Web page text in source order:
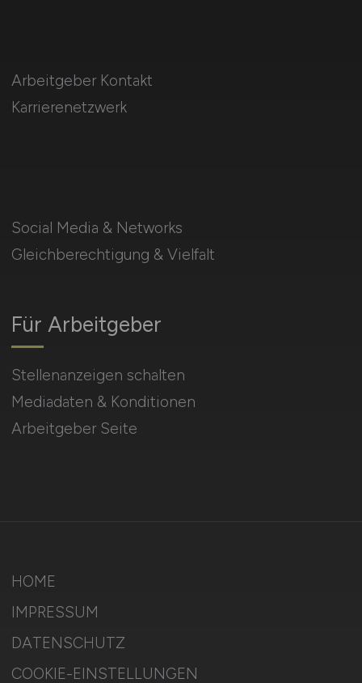
Social Media & Networks
Gleichberechtigung & Vielfalt
Für Arbeitgeber
Stellenanzeigen schalten
Mediadaten & Konditionen
Arbeitgeber Seite
Arbeitgeber Kontakt
Karrierenetzwerk
HOME
IMPRESSUM
DATENSCHUTZ
COOKIE-EINSTELLUNGEN